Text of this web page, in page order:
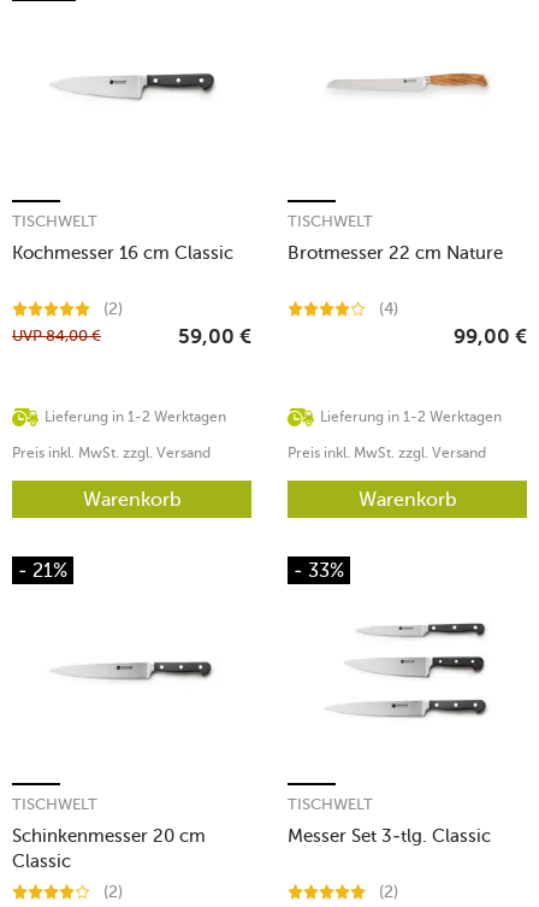
Kochmesser 16 cm Classic
TISCHWELT
(2)
Lieferung in 1-2 Werktagen
UVP84,00 € 59,00 €
Preis inkl. MwSt. zzgl. Versand
Warenkorb
Brotmesser 22 cm Nature
TISCHWELT
(4)
Lieferung in 1-2 Werktagen
99,00 €
Preis inkl. MwSt. zzgl. Versand
Warenkorb
- 21%
Schinkenmesser 20 cm
Classic
TISCHWELT
(2)
- 33%
Messer Set 3-tlg. Classic
TISCHWELT
(2)